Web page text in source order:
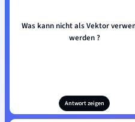
Was kann nicht als Vektor
werden ?
Antwort zeigen